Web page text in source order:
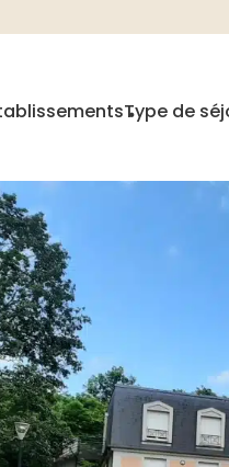
Type de